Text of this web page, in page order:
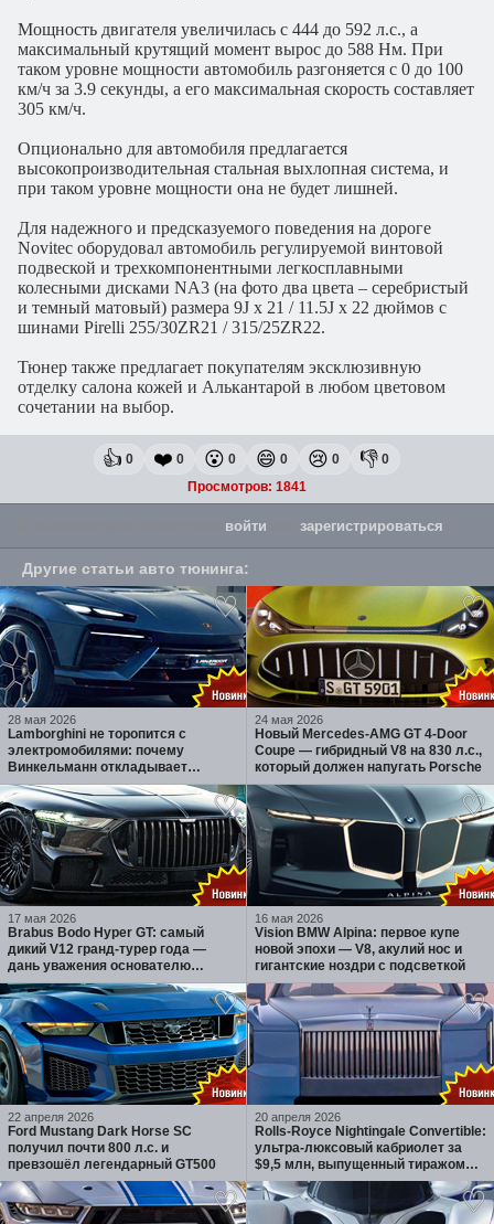
Мощность двигателя увеличилась с 444 до 592 л.с., а
максимальный крутящий момент вырос до 588 Нм. При
таком уровне мощности автомобиль разгоняется с 0 до 100
км/ч за 3.9 секунды, а его максимальная скорость составляет
305 км/ч.
Опционально для автомобиля предлагается
высокопроизводительная стальная выхлопная система, и
при таком уровне мощности она не будет лишней.
Для надежного и предсказуемого поведения на дороге
Novitec оборудовал автомобиль регулируемой винтовой
подвеской и трехкомпонентными легкосплавными
колесными дисками NA3 (на фото два цвета – серебристый
и темный матовый) размера 9J x 21 / 11.5J x 22 дюймов с
шинами Pirelli 255/30ZR21 / 315/25ZR22.
Тюнер также предлагает покупателям эксклюзивную
отделку салона кожей и Алькантарой в любом цветовом
сочетании на выбор.
👍 0 ❤️ 0 😮 0 😄 0 😢 0 👎 0
Просмотров: 1841
войти зарегистрироваться
Другие статьи авто тюнинга:
28 мая 2026
Lamborghini не торопится с
электромобилями: почему
Винкельманн откладывает
Lanzador и ставит на гибриды
24 мая 2026
Новый Mercedes-AMG GT 4-Door
Coupe — гибридный V8 на 830 л.с.,
который должен напугать Porsche
17 мая 2026
Brabus Bodo Hyper GT: самый
дикий V12 гранд-турер года —
дань уважения основателю
бренда
16 мая 2026
Vision BMW Alpina: первое купе
новой эпохи — V8, акулий нос и
гигантские ноздри с подсветкой
22 апреля 2026
Ford Mustang Dark Horse SC
получил почти 800 л.с. и
превзошёл легендарный GT500
20 апреля 2026
Rolls-Royce Nightingale Convertible:
ультра-люксовый кабриолет за
$9,5 млн, выпущенный тиражом
100 экземпляров